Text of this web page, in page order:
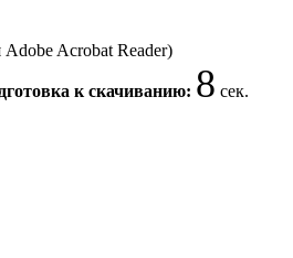
Adobe Acrobat Reader)
к скачиванию: 8 сек.